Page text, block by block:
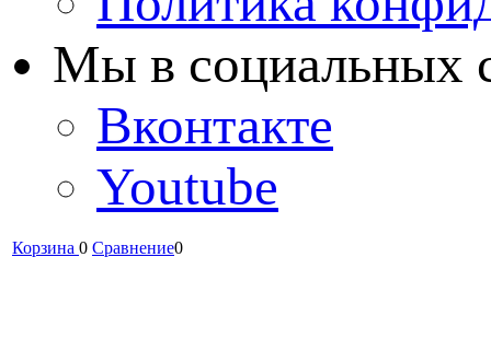
Мы в cоциальных
Вконтакте
Youtube
Корзина 0 Сравнение0